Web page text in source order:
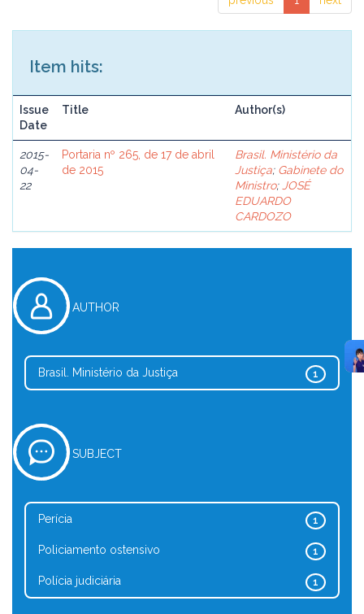
Item hits:
Issue
Date
Title Author(s)
2015-
04-
22
Portaria nº 265, de 17 de abril
de 2015
Brasil. Ministério da
Justiça; Gabinete do
Ministro; JOSÉ
EDUARDO
CARDOZO
AUTHOR
1
Brasil. Ministério da Justiça
SUBJECT
1
Perícia
1
Policiamento ostensivo
1
Polícia judiciária